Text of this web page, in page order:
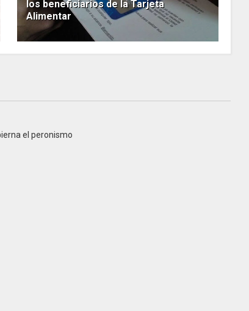
los beneficiarios de la Tarjeta
Alimentar
el peronismo